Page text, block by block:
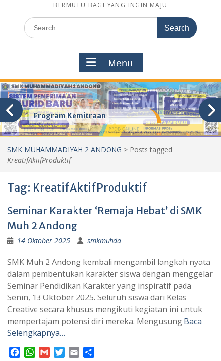
BERMUTU BAGI YANG INGIN MAJU
Search
for:
Menu
Program Kemitraan
SMK MUHAMMADIYAH 2 ANDONG > Posts tagged
KreatifAktifProduktif
Tag: KreatifAktifProduktif
Seminar Karakter ‘Remaja Hebat’ di SMK
Muh 2 Andong
14 Oktober 2025 smkmuhda
SMK Muh 2 Andong kembali mengambil langkah nyata
dalam pembentukan karakter siswa dengan menggelar
Seminar Pendidikan Karakter yang inspiratif pada
Senin, 13 Oktober 2025. Seluruh siswa dari Kelas
Creative secara khusus mengikuti kegiatan ini untuk
mempertajam potensi diri mereka. Mengusung Baca
Selengkapnya…
W